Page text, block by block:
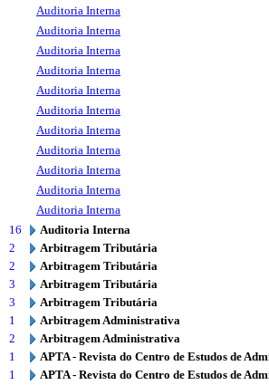
Auditoria Interna
Auditoria Interna
Auditoria Interna
Auditoria Interna
Auditoria Interna
Auditoria Interna
Auditoria Interna
Auditoria Interna
Auditoria Interna
Auditoria Interna
Auditoria Interna
16
Auditoria Interna
2
Arbitragem Tributária
2
Arbitragem Tributária
3
Arbitragem Tributária
3
Arbitragem Tributária
1
Arbitragem Administrativa
2
Arbitragem Administrativa
1
APTA - Revista do Centro de Estudos de
1
APTA - Revista do Centro de Estudos de